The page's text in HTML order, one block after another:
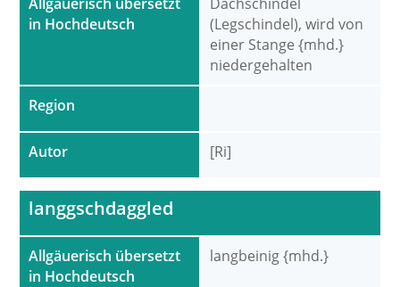
in Hochdeutsch
Region
Autor
(Legschindel), wird von
einer Stange {mhd.}
niedergehalten
[Ri]
Allgäuerisch übersetzt
in Hochdeutsch
langgschdaggled
langbeinig {mhd.}